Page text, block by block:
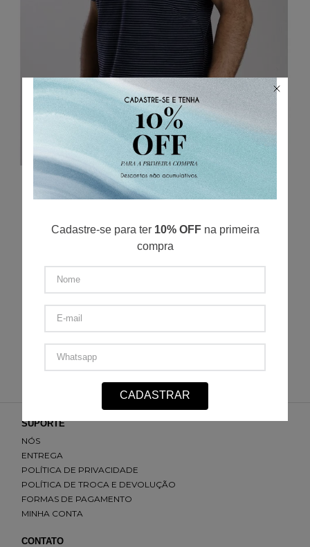
ADICIONAR AO CARRINHO
Henley Mykonos
R$ 289,00 / 6x deR$ 48,16
ADICIONAR AO CARRINHO
P
R$ 549,00 /6x deR$ 91,50
SUPORTE
NÓS
ENTREGA
POLÍTICA DE PRIVACIDADE
POLÍTICA DE TROCA E DEVOLUÇÃO
FORMAS DE PAGAMENTO
MINHA CONTA
CONTATO
Cadastre-se para ter 10% OFFna primeira
compra
CADASTRAR